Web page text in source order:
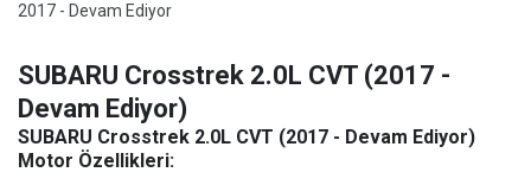
2017 - Devam Ediyor
SUBARU Crosstrek 2.0L CVT (2017 -
Devam Ediyor)
SUBARU Crosstrek 2.0L CVT (2017 - Devam Ediyor)
Motor Özellikleri: